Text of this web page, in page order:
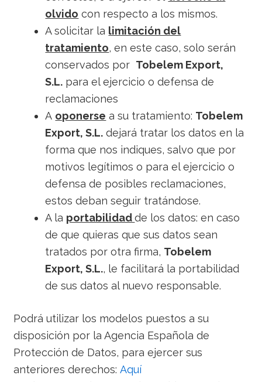
olvido con respecto a los mismos.
A solicitar la limitación del
tratamiento, en este caso, solo serán
conservados por Tobelem Export,
S.L. para el ejercicio o defensa de
reclamaciones
A oponerse a su tratamiento: Tobelem
Export, S.L. dejará tratar los datos en la
forma que nos indiques, salvo que por
motivos legítimos o para el ejercicio o
defensa de posibles reclamaciones,
estos deban seguir tratándose.
A la portabilidadde los datos: en caso
de que quieras que sus datos sean
tratados por otra firma, Tobelem
Export, S.L., le facilitará la portabilidad
de sus datos al nuevo responsable.
Podrá utilizar los modelos puestos a su
disposición por la Agencia Española de
Protección de Datos, para ejercer sus
anteriores derechos:Aquí